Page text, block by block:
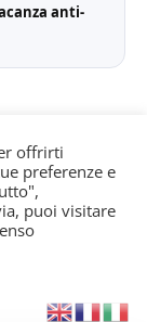
anti-
all'albo dei
Torino n. 25
Direttore
offrirti
preferenze e
puoi visitare